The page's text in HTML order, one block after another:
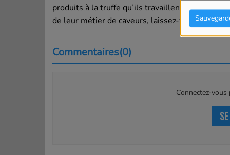
produits à la truffe qu’ils travaillent avec les
de leur métier de caveurs, laissez-vous tenter
Commentaires(0)
Connectez-